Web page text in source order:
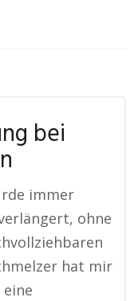
bei
immer
ohne
hat mir